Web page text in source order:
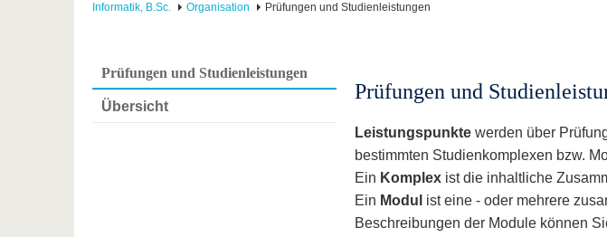
Informatik, B.Sc. Organisation Prüfungen und Studienleistungen
Prüfungen und Studienleistungen
Übersicht
Prüfungen und
Leistungspunkte werden über
bestimmten Studienkomplexen bzw.
Ein Komplex ist die inhaltliche
Ein Modul ist eine - oder mehrere
Beschreibungen der Module können